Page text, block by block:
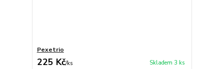
Pexetrio
225 Kč/ks Skladem 3 ks